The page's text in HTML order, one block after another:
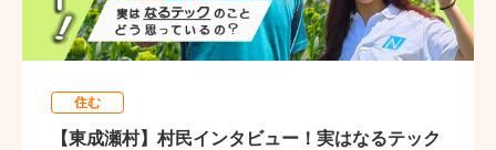
住む
【東成瀬村】村民インタビュー！実はなるテック